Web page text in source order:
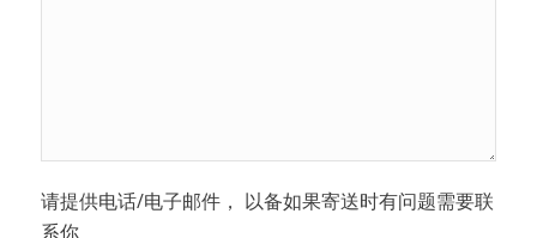
请提供电话/电子邮件， 以备如果寄送时有问题需要联
系你